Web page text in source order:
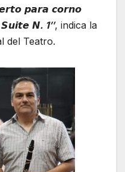
𝙥𝙖𝙧𝙖 𝙘𝙤𝙧𝙣𝙤
𝙎𝙪𝙞𝙩𝙚 𝙉. 1″, indica la
del Teatro.